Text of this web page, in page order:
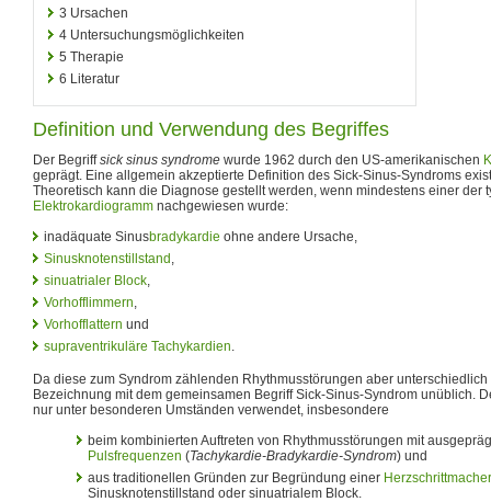
3 Ursachen
4 Untersuchungsmöglichkeiten
5 Therapie
6 Literatur
Definition und Verwendung des Begriffes
Der Begriffsick sinus syndrome wurde 1962 durch den US-amerikanischen
geprägt. Eine allgemein akzeptierte Definition des Sick-Sinus-Syndroms
Theoretisch kann die Diagnose gestellt werden, wenn mindestens einer der
Elektrokardiogramm nachgewiesen wurde:
inadäquate Sinusbradykardie ohne andere Ursache,
Sinusknotenstillstand ,
sinuatrialer Block,
Vorhofflimmern,
Vorhofflattern und
supraventrikuläre Tachykardien.
Da diese zum Syndrom zählenden Rhythmusstörungen aber
Bezeichnung mit dem gemeinsamen Begriff Sick-Sinus-Syndrom unüblich.
nur unter besonderen Umständen verwendet, insbesondere
beim kombinierten Auftreten von Rhythmusstörungen mit
Pulsfrequenzen (Tachykardie-Bradykardie-Syndrom) und
aus traditionellen Gründen zur Begründung einer
Sinusknotenstillstand oder sinuatrialem Block.